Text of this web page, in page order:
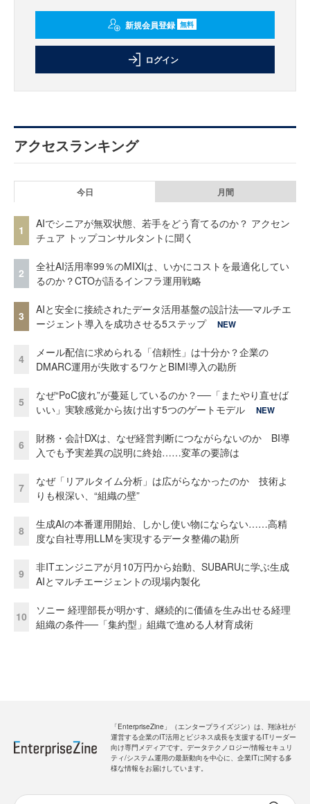
新規会員登録 無料
ログイン
アクセスランキング
今日 月間
1
AIでシニアが無双状態、若手をどう育てるのか？ アクセン
チュア トップコンサルタントに聞く
2
全社AI活用率99％のMIXIは、いかにコストを最適化してい
るのか？CTOが語るインフラ運用戦略
3
AIと安全に接続されたデータ活用基盤の設計法──マルチエ
ージェント導入を成功させる5ステップ
NEW
4
メール配信に求められる「信頼性」は十分か？企業の
DMARC運用が失敗するワケとBIMI導入の勘所
5
なぜ“PoC疲れ”が蔓延しているのか？──「またやり直せば
いい」実験感覚から抜け出す5つのゲートモデル
NEW
6
財務・会計DXは、なぜ経営判断につながらないのか BI導
入でも予実差異の説明に終始……変革の要諦は
7
なぜ「リアルタイム分析」は広がらなかったのか 技術よ
りも根深い、“組織の壁”
8
生成AIの本番運用開始、しかし使い物にならない……高精
度な自社専用LLMを実現するデータ整備の勘所
9
非ITエンジニアが月10万円から始動、SUBARUに学ぶ生成
AIとマルチエージェントの現場内製化
10
ソニー 経理部長が明かす、継続的に価値を生み出せる経理
組織の条件──「集約型」組織で進める人材育成術
「EnterpriseZine」（エンタープライズジン）は、翔泳社が
運営する企業のIT活用とビジネス成長を支援するITリーダー
向け専門メディアです。データテクノロジー/情報セキュリ
ティ/システム運用の最新動向を中心に、企業ITに関する多
様な情報をお届けしています。